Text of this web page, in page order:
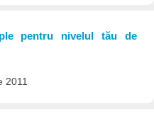
pentru nivelul tău de
2011